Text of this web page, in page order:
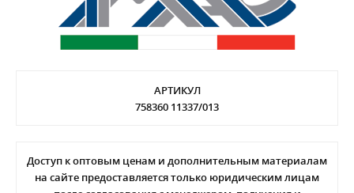
АРТИКУЛ
758360 11337/013
Доступ к оптовым ценам и дополнительным материалам
на сайте предоставляется только юридическим лицам